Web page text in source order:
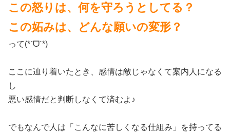
この怒りは、何を守ろうとしてる？
この妬みは、どんな願いの変形？
って(*ˊᗜˋ*)
ここに辿り着いたとき、感情は敵じゃなくて案内人になる
し
悪い感情だと判断しなくて済むよ♪
でもなんで人は「こんなに苦しくなる仕組み」を持ってる